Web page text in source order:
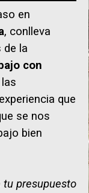
en
, conlleva
de la
con
que
se nos
bien
tu presupuesto